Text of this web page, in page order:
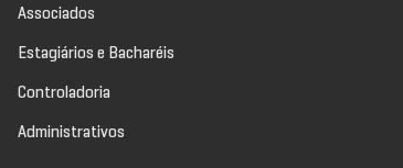
Associados
Estagiários e Bacharéis
Controladoria
Administrativos